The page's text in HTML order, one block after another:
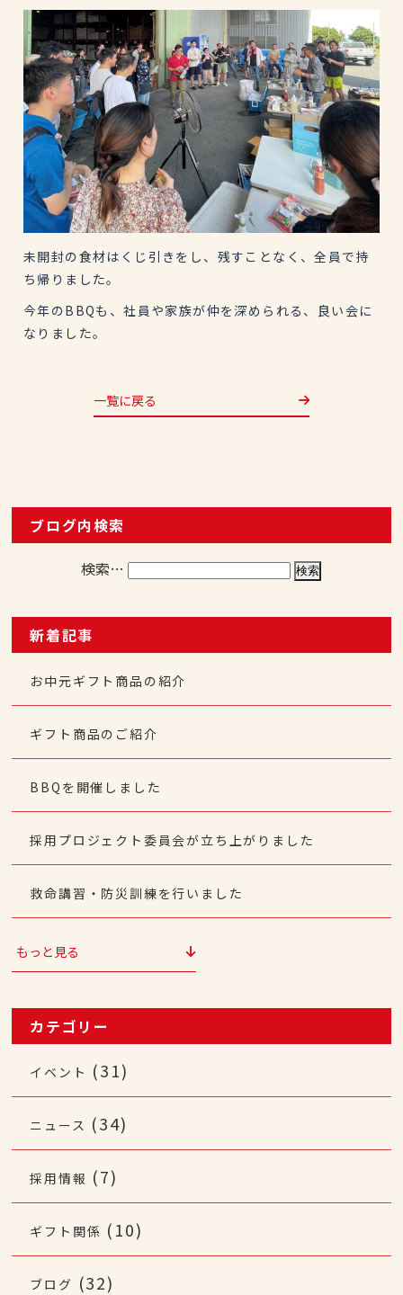
未開封の食材はくじ引きをし、残すことなく、全員で持
ち帰りました。
今年のBBQも、社員や家族が仲を深められる、良い会に
なりました。
一覧に戻る
ブログ内検索
検索…
新着記事
お中元ギフト商品の紹介
ギフト商品のご紹介
BBQを開催しました
採用プロジェクト委員会が立ち上がりました
救命講習・防災訓練を行いました
もっと見る
カテゴリー
イベント (31)
ニュース (34)
採用情報 (7)
ギフト関係 (10)
ブログ (32)